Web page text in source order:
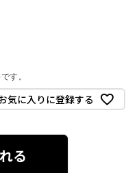
す。
気に入りに登録する
る